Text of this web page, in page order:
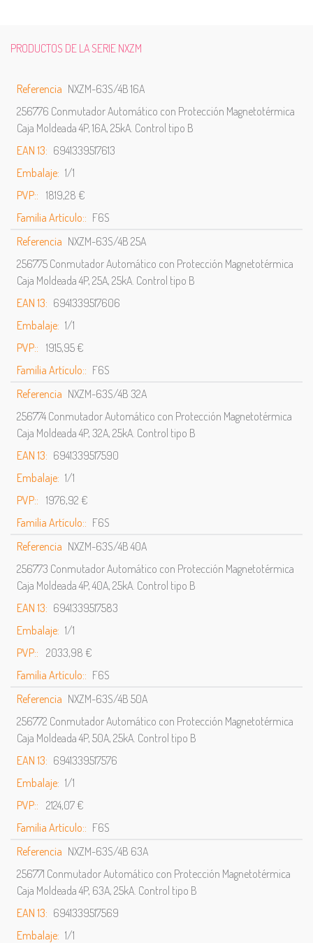
PRODUCTOS DE LA SERIE NXZM
Referencia NXZM-63S/4B 16A
256776 Conmutador Automático con Protección Magnetotérmica
Caja Moldeada 4P, 16A, 25kA. Control tipo B
EAN 13: 6941339517613
Embalaje: 1/1
PVP:: 1819,28 €
Familia Artículo:: F6S
Referencia NXZM-63S/4B 25A
256775 Conmutador Automático con Protección Magnetotérmica
Caja Moldeada 4P, 25A, 25kA. Control tipo B
EAN 13: 6941339517606
Embalaje: 1/1
PVP:: 1915,95 €
Familia Artículo:: F6S
Referencia NXZM-63S/4B 32A
256774 Conmutador Automático con Protección Magnetotérmica
Caja Moldeada 4P, 32A, 25kA. Control tipo B
EAN 13: 6941339517590
Embalaje: 1/1
PVP:: 1976,92 €
Familia Artículo:: F6S
Referencia NXZM-63S/4B 40A
256773 Conmutador Automático con Protección Magnetotérmica
Caja Moldeada 4P, 40A, 25kA. Control tipo B
EAN 13: 6941339517583
Embalaje: 1/1
PVP:: 2033,98 €
Familia Artículo:: F6S
Referencia NXZM-63S/4B 50A
256772 Conmutador Automático con Protección Magnetotérmica
Caja Moldeada 4P, 50A, 25kA. Control tipo B
EAN 13: 6941339517576
Embalaje: 1/1
PVP:: 2124,07 €
Familia Artículo:: F6S
Referencia NXZM-63S/4B 63A
256771 Conmutador Automático con Protección Magnetotérmica
Caja Moldeada 4P, 63A, 25kA. Control tipo B
EAN 13: 6941339517569
Embalaje: 1/1